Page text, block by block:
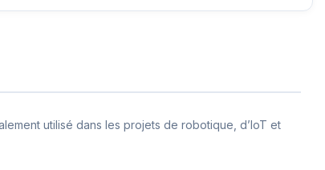
utilisé dans les projets de robotique, d’IoT et